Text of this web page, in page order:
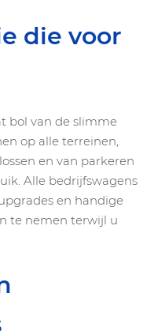
die voor
bol van de slimme
op alle terreinen,
en van parkeren
Alle bedrijfswagens
en handige
te nemen terwijl u